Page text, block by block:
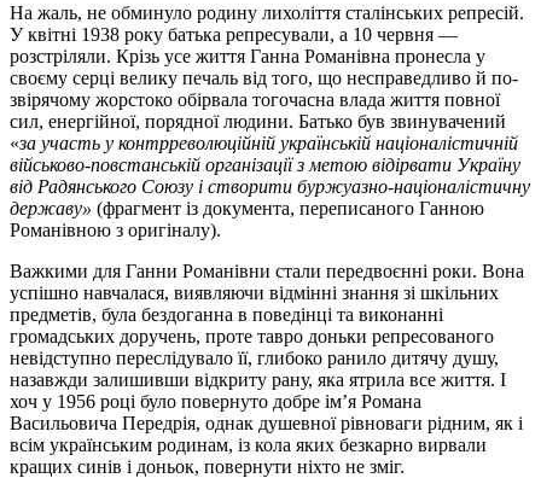
На жаль, не обминуло родину лихоліття сталінських репресій.
У квітні 1938 року батька репресували, а 10 червня —
розстріляли. Крізь усе життя Ганна Романівна пронесла у
своєму серці велику печаль від того, що несправедливо й по-
звірячому жорстоко обірвала тогочасна влада життя повної
сил, енергійної, порядної людини. Батько був звинувачений
«за участь у контрреволюційній українській націоналістичній
військово-повстанській організації з метою відірвати Україну
від Радянського Союзу і створити буржуазно-націоналістичну
державу» (фрагмент із документа, переписаного Ганною
Романівною з оригіналу).
Важкими для Ганни Романівни стали передвоєнні роки. Вона
успішно навчалася, виявляючи відмінні знання зі шкільних
предметів, була бездоганна в поведінці та виконанні
громадських доручень, проте тавро доньки репресованого
невідступно переслідувало її, глибоко ранило дитячу душу,
назавжди залишивши відкриту рану, яка ятрила все життя. І
хоч у 1956 році було повернуто добре ім’я Романа
Васильовича Передрія, однак душевної рівноваги рідним, як і
всім українським родинам, із кола яких безкарно вирвали
кращих синів і доньок, повернути ніхто не зміг.